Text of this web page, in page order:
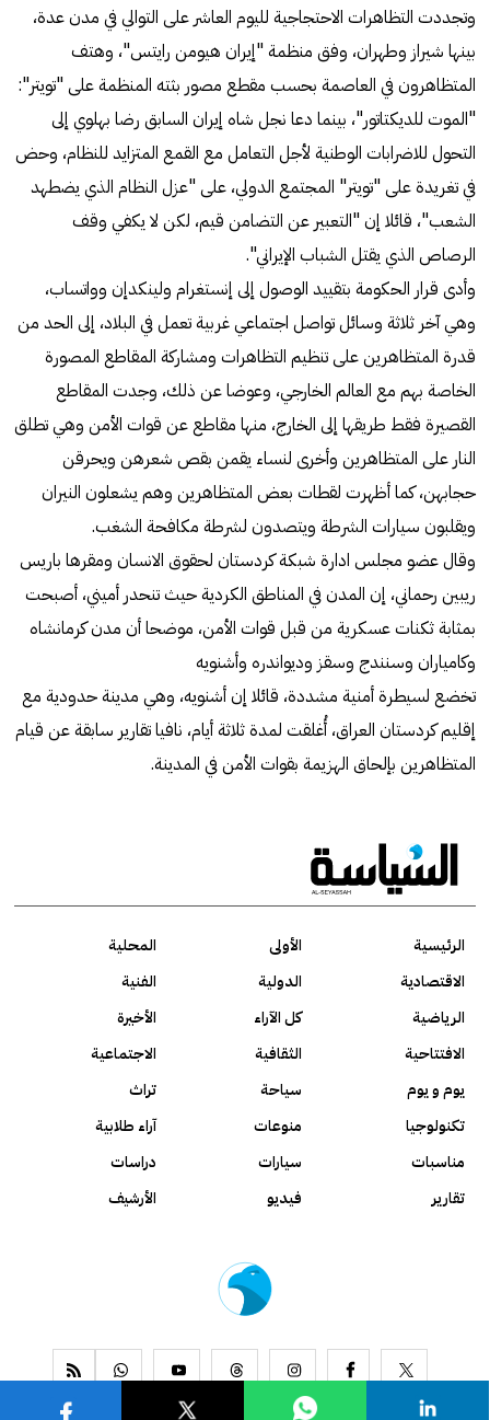
وتجددت التظاهرات الاحتجاجية لليوم العاشر على التوالي في مدن عدة،
بينها شيراز وطهران، وفق منظمة "إيران هيومن رايتس"، وهتف
المتظاهرون في العاصمة بحسب مقطع مصور بثته المنظمة على "تويتر":
"الموت للديكتاتور"، بينما دعا نجل شاه إيران السابق رضا بهلوي إلى
التحول للاضرابات الوطنية لأجل التعامل مع القمع المتزايد للنظام، وحض
في تغريدة على "تويتر" المجتمع الدولي، على "عزل النظام الذي يضطهد
الشعب"، قائلا إن "التعبير عن التضامن قيم، لكن لا يكفي وقف
الرصاص الذي يقتل الشباب الإيراني".
وأدى قرار الحكومة بتقييد الوصول إلى إنستغرام ولينكدإن وواتساب،
وهي آخر ثلاثة وسائل تواصل اجتماعي غربية تعمل في البلاد، إلى الحد من
قدرة المتظاهرين على تنظيم التظاهرات ومشاركة المقاطع المصورة
الخاصة بهم مع العالم الخارجي، وعوضا عن ذلك، وجدت المقاطع
القصيرة فقط طريقها إلى الخارج، منها مقاطع عن قوات الأمن وهي تطلق
النار على المتظاهرين وأخرى لنساء يقمن بقص شعرهن ويحرقن
حجابهن، كما أظهرت لقطات بعض المتظاهرين وهم يشعلون النيران
ويقلبون سيارات الشرطة ويتصدون لشرطة مكافحة الشغب.
وقال عضو مجلس ادارة شبكة كردستان لحقوق الانسان ومقرها باريس
ريبين رحماني، إن المدن في المناطق الكردية حيث تنحدر أميني، أصبحت
بمثابة ثكنات عسكرية من قبل قوات الأمن، موضحا أن مدن كرمانشاه
وكامياران وسنندج وسقز وديواندره وأشنویه‌
تخضع لسيطرة أمنية مشددة، قائلا إن أشنویه‌، وهي مدينة حدودية مع
إقليم كردستان العراق، أُغلقت لمدة ثلاثة أيام، نافيا تقارير سابقة عن قيام
المتظاهرين بإلحاق الهزيمة بقوات الأمن في المدينة.
الرئيسية الأولى
المحلية
الاقتصادية
الدولية
الفنية
الرياضية
كل الآراء
الأخيرة
الافتتاحية
الثقافية
الاجتماعية
يوم و يوم
سياحة
تراث
تكنولوجيا
منوعات
آراء طلابية
مناسبات
سيارات
دراسات
تقارير
فيديو الأرشيف